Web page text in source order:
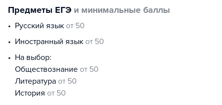
Предметы ЕГЭ и минимальные баллы
русский язык от 50
иностранный язык от 50
На выбор:
обществознание от 50
литература от 50
история от 50